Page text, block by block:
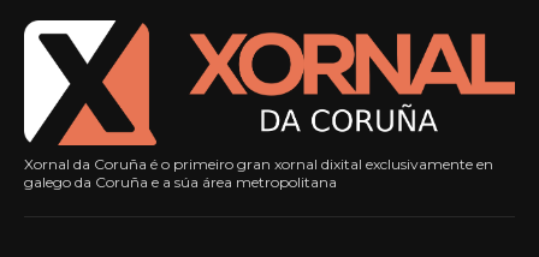
Xornal da Coruña é o primeiro gran xornal dixital exclusivamente en
galego da Coruña e a súa área metropolitana